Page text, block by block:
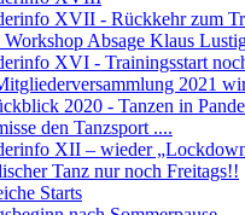
XVII - Rückkehr zum
Workshop Absage Klaus
XVI - Trainingsstart
2021
2020 - Tanzen in
den Tanzsport ....
XII – wieder
Tanz nur noch Freitags!!
Starts